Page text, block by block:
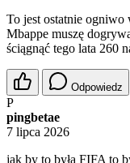
To jest ostatnie ogniwo
Mbappe muszę
ściągnąć tego lata 260
Odpowiedz
P
pingbetae
7 lipca 2026
jak by to była FIFA to